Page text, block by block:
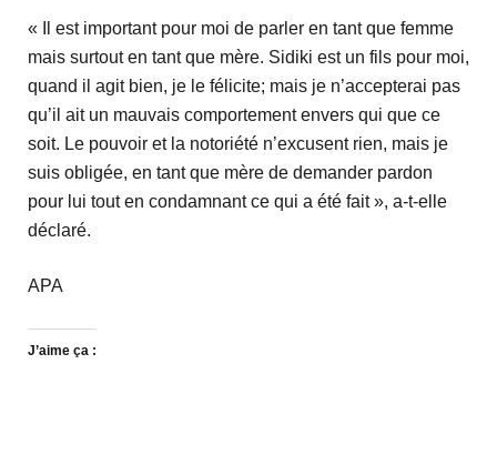
« Il est important pour moi de parler en tant que femme
mais surtout en tant que mère. Sidiki est un fils pour moi,
quand il agit bien, je le félicite; mais je n’accepterai pas
qu’il ait un mauvais comportement envers qui que ce
soit. Le pouvoir et la notoriété n’excusent rien, mais je
suis obligée, en tant que mère de demander pardon
pour lui tout en condamnant ce qui a été fait », a-t-elle
déclaré.
APA
J’aime ça :